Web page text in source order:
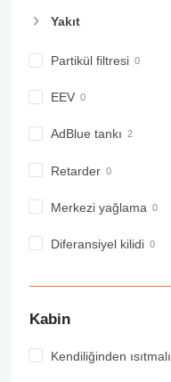
973
982
992
C-series
CS
D series
IT
Yakıt
Partikül filtresi
EEV
AdBlue tankı
Retarder
Merkezi yağlama
Diferansiyel kilidi
Kabin
Kendiliğinden ısıtmalı